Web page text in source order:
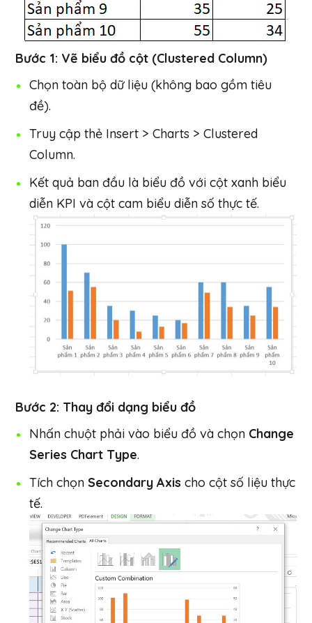
Bước 1: Vẽ biểu đồ cột (Clustered Column)
Chọn toàn bộ dữ liệu (không bao gồm tiêu
đề).
Truy cập thẻ Insert > Charts > Clustered
Column.
Kết quả ban đầu là biểu đồ với cột xanh biểu
diễn KPI và cột cam biểu diễn số thực tế.
Bước 2: Thay đổi dạng biểu đồ
Nhấn chuột phải vào biểu đồ và chọn Change
Series Chart Type.
Tích chọn Secondary Axis cho cột số liệu thực
tế.